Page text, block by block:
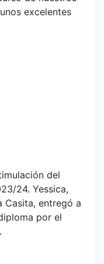
excelentes
del
24. Yessica,
Casita, entregó a
por el